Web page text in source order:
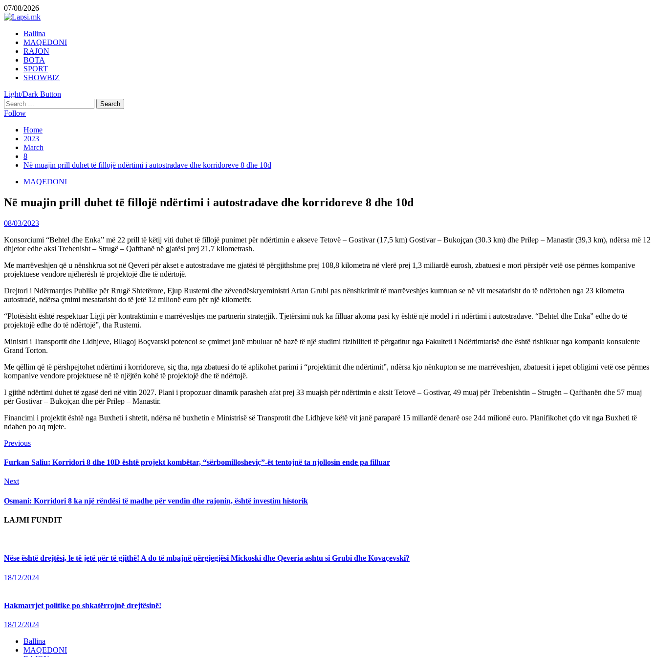
Skip
to
07/08/2026
Primary
Menu
Ballina
MAQEDONI
RAJON
BOTA
SPORT
SHOWBIZ
Light/Dark Button
Search
for:
Follow
Home
2023
March
8
Në muajin prill duhet të fillojë ndërtimi i autostradave dhe korridoreve 8 dhe 10d
MAQEDONI
Në muajin prill duhet të fillojë ndërtimi i autostradave dhe korridoreve 8 dhe 10d
08/03/2023
Konsorciumi “Behtel dhe Enka” më 22 prill të këtij viti duhet të fillojë punimet për ndërtimin e akseve Tetovë – Gostivar (17,5 km) Gostivar – Bukojçan (30.3 km) dhe Prilep – Manastir (39,3 km), ndërsa më 12
dhjetor edhe aksi Trebenisht – Strugë – Qafthanë në gjatësi prej 21,7 kilometrash.
Me marrëveshjen që u nënshkrua sot në Qeveri për akset e autostradave me gjatësi të përgjithshme prej 108,8 kilometra në vlerë prej 1,3 miliardë eurosh, zbatuesi e mori përsipër vetë ose përmes kompanive
projektuese vendore njëherësh të projektojë dhe të ndërtojë.
Drejtori i Ndërmarrjes Publike për Rrugë Shtetërore, Ejup Rustemi dhe zëvendëskryeministri Artan Grubi pas nënshkrimit të marrëveshjes kumtuan se në vit mesatarisht do të ndërtohen nga 23 kilometra
autostradë, ndërsa çmimi mesatarisht do të jetë 12 milionë euro për një kilometër.
“Plotësisht është respektuar Ligji për kontraktimin e marrëveshjes me partnerin strategjik. Tjetërsimi nuk ka filluar akoma pasi ky është një model i ri ndërtimi i autostradave. “Behtel dhe Enka” edhe do të
projektojë edhe do të ndërtojë”, tha Rustemi.
Ministri i Transportit dhe Lidhjeve, Bllagoj Boçvarski potencoi se çmimet janë mbuluar në bazë të një studimi fizibiliteti të përgatitur nga Fakulteti i Ndërtimtarisë dhe është rishikuar nga kompania konsulente
Grand Torton.
Me qëllim që të përshpejtohet ndërtimi i korridoreve, siç tha, nga zbatuesi do të aplikohet parimi i “projektimit dhe ndërtimit”, ndërsa kjo nënkupton se me marrëveshjen, zbatuesit i jepet obligimi vetë ose përmes
kompanive vendore projektuese në të njëjtën kohë të projektojë dhe të ndërtojë.
I gjithë ndërtimi duhet të zgasë deri në vitin 2027. Plani i propozuar dinamik parasheh afat prej 33 muajsh për ndërtimin e aksit Tetovë – Gostivar, 49 muaj për Trebenishtin – Strugën – Qafthanën dhe 57 muaj
për Gostivar – Bukojçan dhe për Prilep – Manastir.
Financimi i projektit është nga Buxheti i shtetit, ndërsa në buxhetin e Ministrisë së Transprotit dhe Lidhjeve këtë vit janë paraparë 15 miliardë denarë ose 244 milionë euro. Planifikohet çdo vit nga Buxheti të
ndahen po aq mjete.
Continue
Reading
PreviousPrevious
Furkan Saliu: Korridori 8 dhe 10D është projekt kombëtar, “sërbomillosheviç”-ët tentojnë ta njollosin ende pa filluar
NextNext
Osmani: Korridori 8 ka një rëndësi të madhe për vendin dhe rajonin, është investim historik
LAJMI FUNDIT
Nëse është drejtësi, le të jetë për të gjithë! A do të mbajnë përgjegjësi Mickoski dhe Qeveria ashtu si Grubi dhe Kovaçevski?
18/12/2024
Hakmarrjet politike po shkatërrojnë drejtësinë!
18/12/2024
Ballina
MAQEDONI